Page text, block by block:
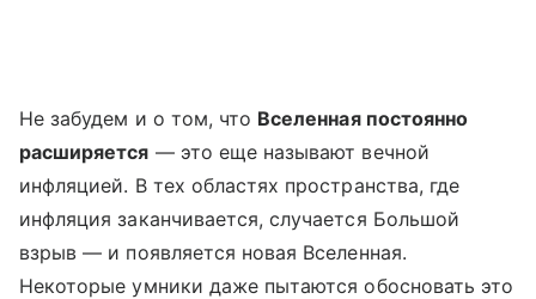
Не забудем и о том, что Вселенная постоянно
расширяется — это еще называют вечной
инфляцией. В тех областях пространства, где
инфляция заканчивается, случается Большой
взрыв — и появляется новая Вселенная.
Некоторые умники даже пытаются обосновать это